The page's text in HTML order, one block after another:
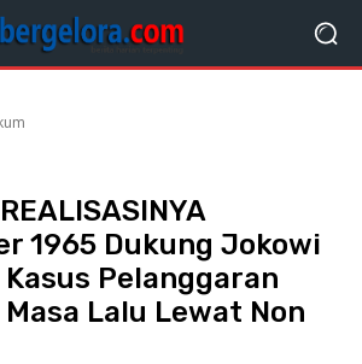
1965 Dukung Jokowi
Pelanggaran
Lalu Lewat Non